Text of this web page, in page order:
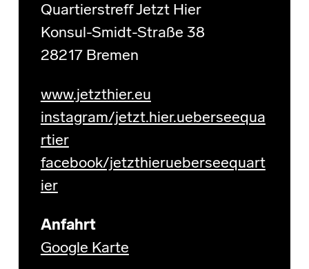
Quartierstreff Jetzt Hier
Konsul-Smidt-Straße 38
28217 Bremen
www.jetzthier.eu
instagram/jetzt.hier.ueberseequa
rtier
facebook/jetzthierueberseequart
ier
Anfahrt
Google Karte